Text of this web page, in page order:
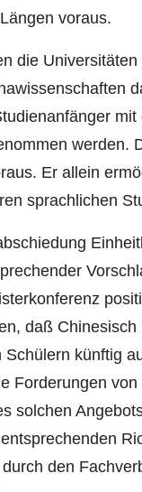
voraus.
die
werden.
Er allein
sprachlichen
daß
künftig
Forderungen
solchen
den